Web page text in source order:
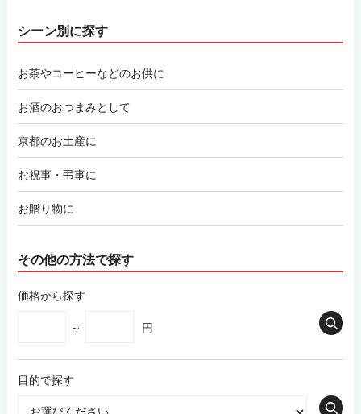
シーン別に探す
お茶やコーヒーなどのお供に
お酒のおつまみとして
京都のお土産に
お祝事・弔事に
お贈り物に
その他の方法で探す
価格から探す
～ 円
目的で探す